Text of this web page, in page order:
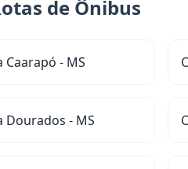
de Ônibus
Caarapó - MS
Dourados - MS